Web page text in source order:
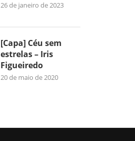
26 de janeiro de 2023
[Capa] Céu sem
estrelas – Iris
Figueiredo
20 de maio de 2020